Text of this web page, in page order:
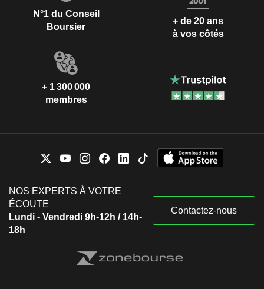
N°1 du Conseil
Boursier
+ de 20 ans
à vos côtés
+ 1 300 000
membres
NOS EXPERTS À VOTRE
ÉCOUTE
Lundi - Vendredi 9h-12h / 14h-
18h
Contactez-nous